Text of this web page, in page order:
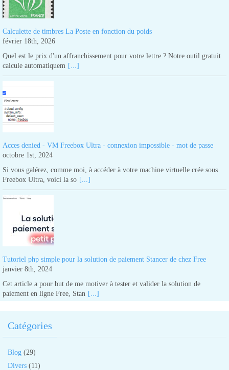
Calculette de timbres La Poste en fonction du poids
février 18th, 2026
Quel est le prix d'un affranchissement pour votre lettre ? Notre outil gratuit
calcule automatiquem [...]
Acces denied - VM Freebox Ultra - connexion impossible - mot de passe
octobre 1st, 2024
Si vous galérez, comme moi, à accéder à votre machine virtuelle crée sous
Freebox Ultra, voici la so [...]
Tutoriel php simple pour la solution de paiement Stancer de chez Free
janvier 8th, 2024
Cet article a pour but de me motiver à tester et valider la solution de
paiement en ligne Free, Stan [...]
Catégories
Blog (29)
Divers (11)